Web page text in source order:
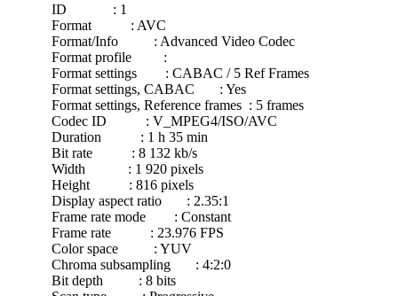
ID : 1
Format : AVC
Format/Info : Advanced Video Codec
Format profile :
Format settings : CABAC / 5 Ref Frames
Format settings, CABAC : Yes
Format settings, Reference frames : 5 frames
Codec ID : V_MPEG4/ISO/AVC
Duration : 1 h 35 min
Bit rate : 8 132 kb/s
Width : 1 920 pixels
Height : 816 pixels
Display aspect ratio : 2.35:1
Frame rate mode : Constant
Frame rate : 23.976 FPS
Color space : YUV
Chroma subsampling : 4:2:0
Bit depth : 8 bits